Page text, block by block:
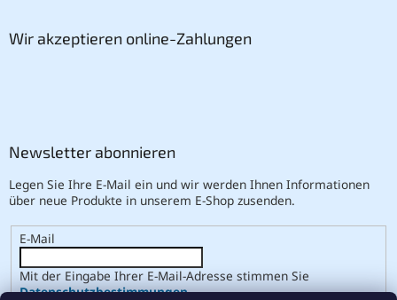
Wir akzeptieren online-Zahlungen
Newsletter abonnieren
Legen Sie Ihre E-Mail ein und wir werden Ihnen Informationen
über neue Produkte in unserem E-Shop zusenden.
E-Mail
Mit der Eingabe Ihrer E-Mail-Adresse stimmen Sie
Datenschutzbestimmungen.